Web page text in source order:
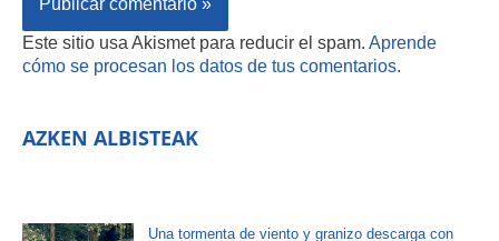
Este sitio usa Akismet para reducir el spam. Aprende
cómo se procesan los datos de tus comentarios.
AZKEN ALBISTEAK
Una tormenta de viento y granizo descarga con